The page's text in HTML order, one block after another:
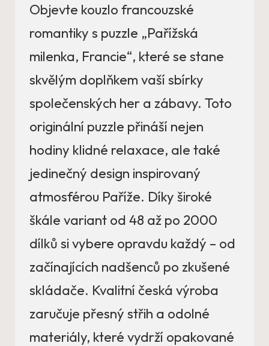
Objevte kouzlo francouzské
romantiky s puzzle „Pařížská
milenka, Francie“, které se stane
skvělým doplňkem vaší sbírky
společenských her a zábavy. Toto
originální puzzle přináší nejen
hodiny klidné relaxace, ale také
jedinečný design inspirovaný
atmosférou Paříže. Díky široké
škále variant od 48 až po 2000
dílků si vybere opravdu každý – od
začínajících nadšenců po zkušené
skládače. Kvalitní česká výroba
zaručuje přesný střih a odolné
materiály, které vydrží opakované